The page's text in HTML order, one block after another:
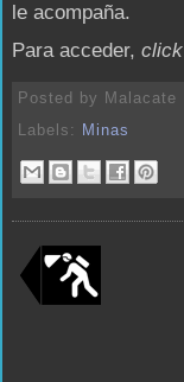
le acompaña.
Para acceder, click
Posted by Malacate
Labels:
Minas